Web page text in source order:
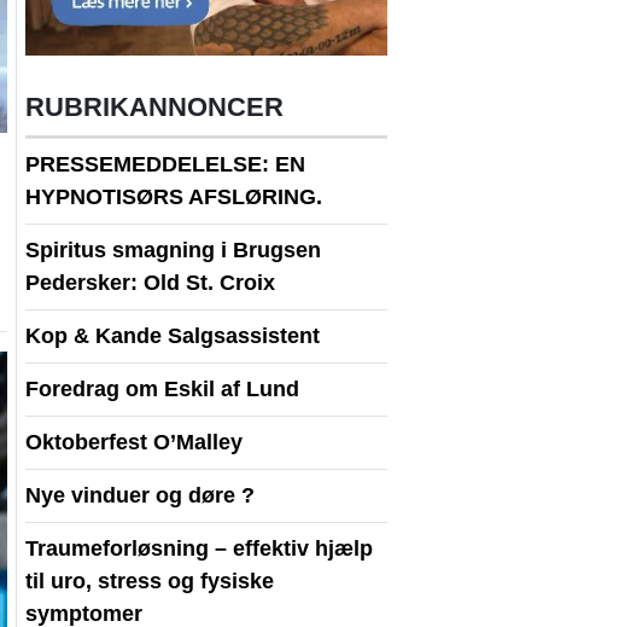
RUBRIKANNONCER
PRESSEMEDDELELSE: EN
HYPNOTISØRS AFSLØRING.
Spiritus smagning i Brugsen
Pedersker: Old St. Croix
Kop & Kande Salgsassistent
Foredrag om Eskil af Lund
Oktoberfest O’Malley
Nye vinduer og døre ?
Traumeforløsning – effektiv hjælp
til uro, stress og fysiske
symptomer